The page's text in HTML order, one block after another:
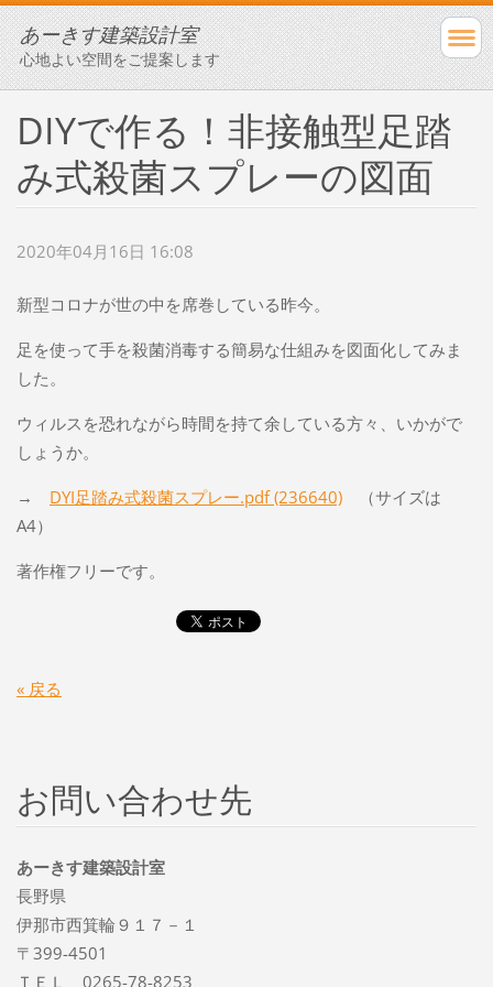
あーきす建築設計室
心地よい空間をご提案します
DIYで作る！非接触型足踏
み式殺菌スプレーの図面
2020年04月16日 16:08
新型コロナが世の中を席巻している昨今。
足を使って手を殺菌消毒する簡易な仕組みを図面化してみま
した。
ウィルスを恐れながら時間を持て余している方々、いかがで
しょうか。
→ DYI足踏み式殺菌スプレー.pdf (236640)（サイズは
A4）
著作権フリーです。
« 戻る
お問い合わせ先
あーきす建築設計室
長野県
伊那市西箕輪９１７－１
〒399-4501
ＴＥＬ 0265-78-8253